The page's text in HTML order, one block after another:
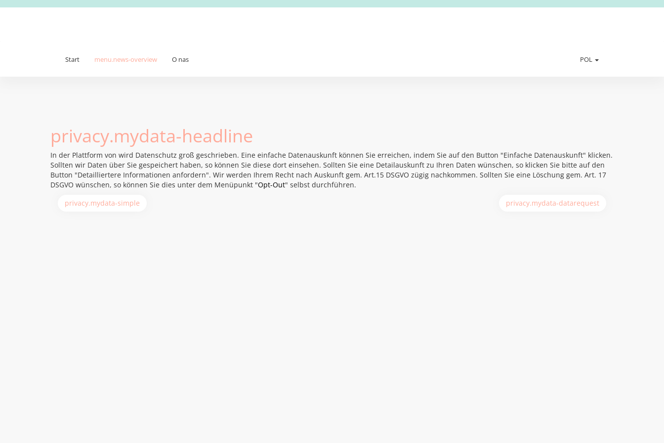
Start menu.news-overview O nas POL
privacy.mydata-headline
In der Plattform von wird Datenschutz groß geschrieben. Eine einfache Datenauskunft können Sie erreichen, indem Sie auf den Button "Einfache Datenauskunft" klicken.
Sollten wir Daten über Sie gespeichert haben, so können Sie diese dort einsehen. Sollten Sie eine Detailauskunft zu Ihren Daten wünschen, so klicken Sie bitte auf den
Button "Detailliertere Informationen anfordern". Wir werden Ihrem Recht nach Auskunft gem. Art.15 DSGVO zügig nachkommen. Sollten Sie eine Löschung gem. Art. 17
DSGVO wünschen, so können Sie dies unter dem Menüpunkt "Opt-Out" selbst durchführen.
privacy.mydata-simple
privacy.mydata-datarequest